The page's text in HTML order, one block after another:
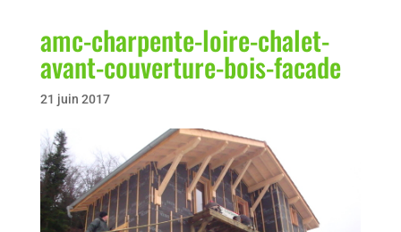
amc-charpente-loire-chalet-
avant-couverture-bois-facade
21 juin 2017